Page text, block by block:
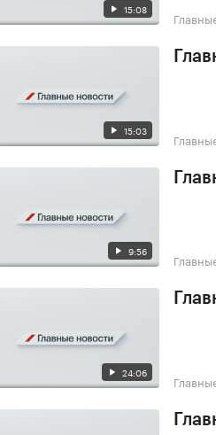
15:08
15:03
9:56
24:06